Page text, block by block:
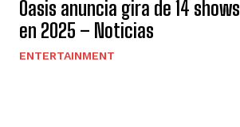
Oasis anuncia gira de 14 shows
en 2025 – Noticias
ENTERTAINMENT